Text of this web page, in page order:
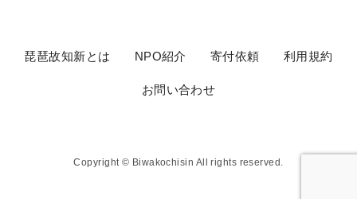
琵琶故知新とは NPO紹介 寄付依頼 利用規約
お問い合わせ
Copyright © Biwakochisin All rights reserved.